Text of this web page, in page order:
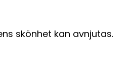
skönhet kan avnjutas.